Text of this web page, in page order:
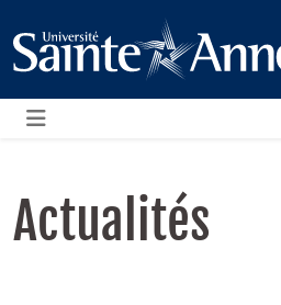
Menu
Actualités